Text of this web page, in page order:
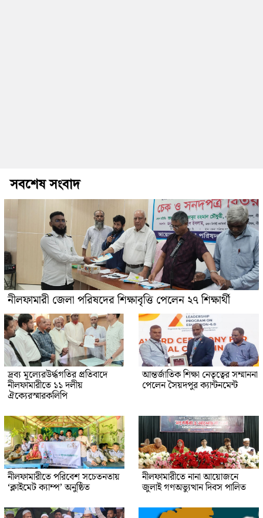
সবশেষ সংবাদ
নীলফামারী জেলা পরিষদের শিক্ষাবৃত্তি পেলেন ২৭ শিক্ষার্থী
দ্রব্য মূল্যেরউর্দ্ধগতির প্রতিবাদে
নীলফামারীতে ১১ দলীয়
ঐক্যেরস্মারকলিপি
আন্তর্জাতিক শিক্ষা নেতৃত্বের সম্মাননা
পেলেন সৈয়দপুর ক্যান্টনমেন্ট
নীলফামারীতে পরিবেশ সচেতনতায়
‘ক্লাইমেট ক্যাম্প’ অনুষ্ঠিত
নীলফামারীতে নানা আয়োজনে
জুলাই গণঅভ্যুত্থান দিবস পালিত